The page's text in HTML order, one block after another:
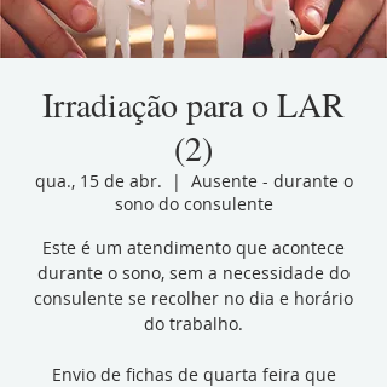
Irradiação para o LAR
(2)
qua., 15 de abr.
  |
Ausente - durante o
sono do consulente
Este é um atendimento que acontece
durante o sono, sem a necessidade do
consulente se recolher no dia e horário
do trabalho.
Envio de fichas de quarta feira que